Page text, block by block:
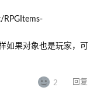
RPGItems-
如果对象也是玩家，可
2 回复